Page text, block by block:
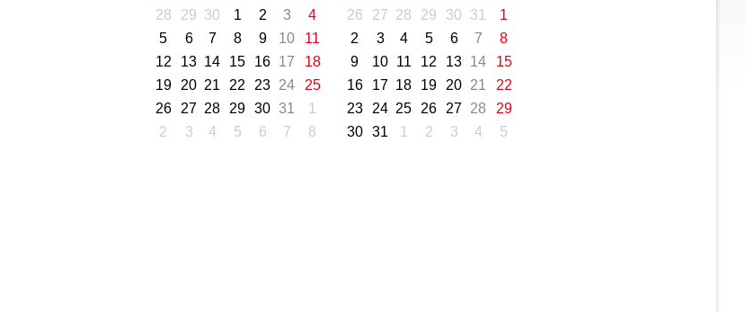
28
29 30 1 2 3
4
5
6 7 8 9 10
11
12
13 14 15 16 17
18
19
20 21 22 23 24
25
26
27 28 29 30 31
1
2
3 4 5 6 7 8
26
27 28 29 30 31
1
2
3 4 5 6 7
8
9
10 11 12 13 14
15
16
17 18 19 20 21
22
23
24 25 26 27 28
29
30
31 1 2 3 4 5